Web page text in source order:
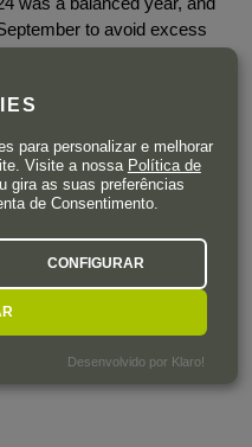
to avoid excess
with fine tannins and
tasty with ripe flavors
produced. It was bottled in
para personalizar e melhorar
Visite a nossa Política de
gira as suas preferências
de Consentimento.
CONFIGURAR
Desenvolvido por Klaro!